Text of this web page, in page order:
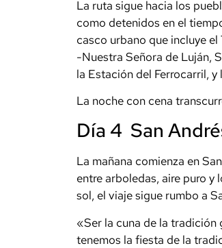
La ruta sigue hacia los
como detenidos en el
casco urbano que incluye
-Nuestra Señora de Luján,
la Estación del Ferrocarril, y
La noche con cena
Día 4 San
La mañana comienza en
entre arboledas, aire puro y
sol, el viaje sigue rumbo a
«Ser la cuna de la tradición
tenemos la fiesta de la